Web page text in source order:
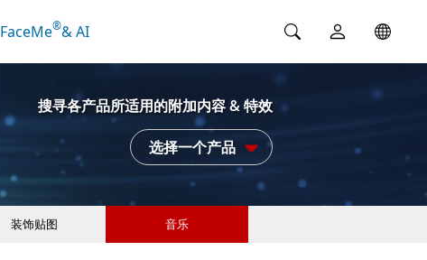
FaceMe®& AI
搜寻各产品所适用的附加内容 & 特效
选择一个产品
装饰贴图 音乐